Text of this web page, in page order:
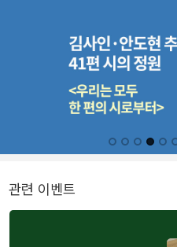
관련 이벤트